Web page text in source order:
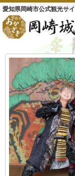
愛知県岡崎市公式観光サ